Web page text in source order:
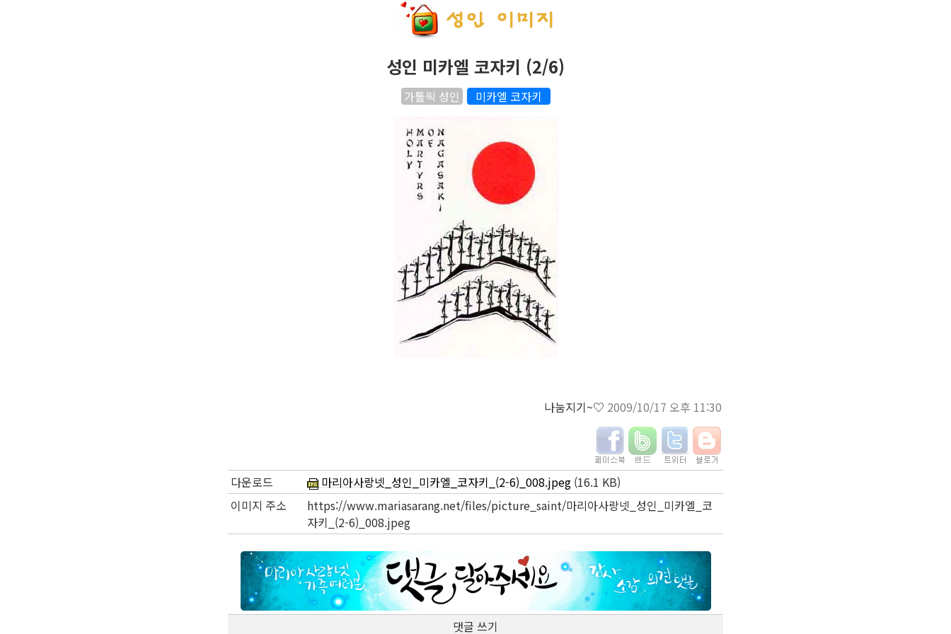
성인 미카엘 코자키 (2/6)
가톨릭 성인 미카엘 코자키
나눔지기~♡ 2009/10/17 오후 11:30
다운로드 마리아사랑넷_성인_미카엘_코자키_(2-6)_008.jpeg (16.1 KB)
이미지 주소
https://www.mariasarang.net/files/picture_saint/마리아사랑넷_성인_미카엘_코
자키_(2-6)_008.jpeg
댓글 쓰기